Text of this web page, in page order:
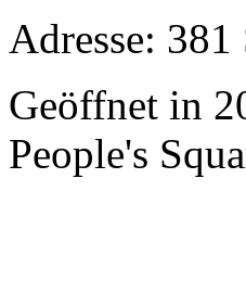
Adresse:
Geöffnet in
People's